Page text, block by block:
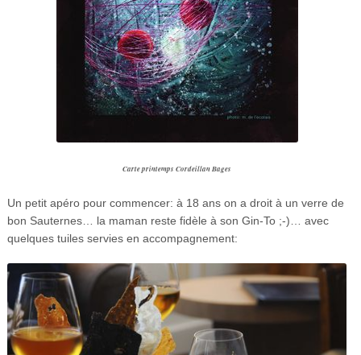
Carte printemps Cordeillan Bages
Un petit apéro pour commencer: à 18 ans on a droit à un verre de
bon Sauternes… la maman reste fidèle à son Gin-To ;-)… avec
quelques tuiles servies en accompagnement: